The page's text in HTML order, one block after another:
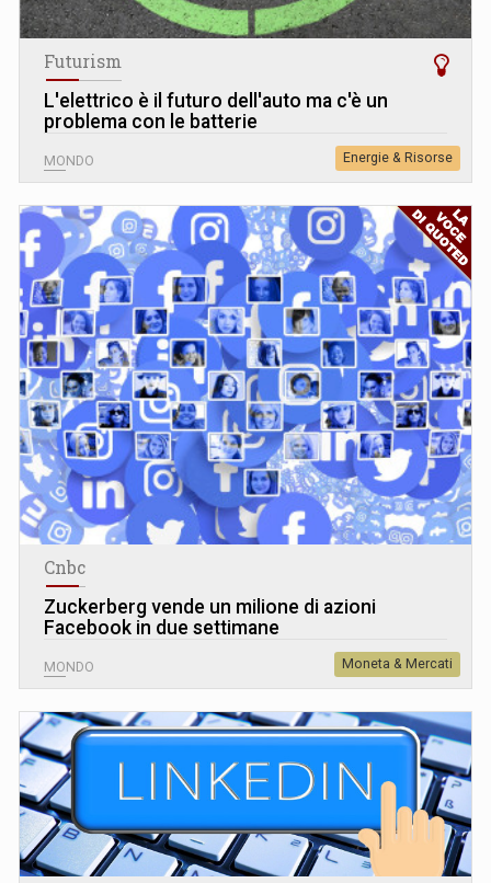
Futurism
L'elettrico è il futuro dell'auto ma c'è un
problema con le batterie
MONDO Energie & Risorse
Cnbc
Zuckerberg vende un milione di azioni
Facebook in due settimane
MONDO Moneta & Mercati